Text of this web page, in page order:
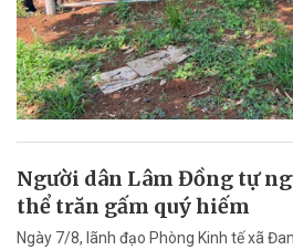
Người dân Lâm Đồng tự
thể trăn gấm quý hiếm
Ngày 7/8, lãnh đạo Phòng Kinh tế xã